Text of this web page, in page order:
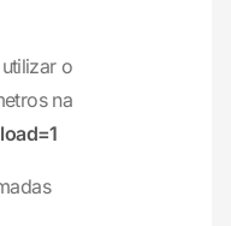
o
na